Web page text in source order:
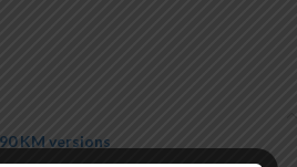
KM versions